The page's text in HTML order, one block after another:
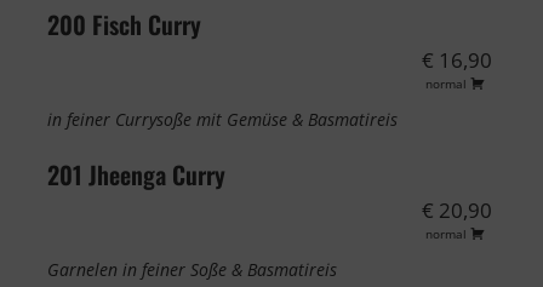
200 Fisch Curry
€ 16,90
normal
in feiner Currysoße mit Gemüse & Basmatireis
201 Jheenga Curry
€ 20,90
normal
Garnelen in feiner Soße & Basmatireis